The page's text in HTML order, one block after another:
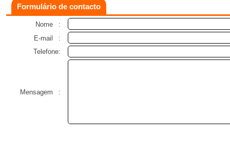
Formulário de contacto
Nome
:
E-mail
:
Telefone:
Mensagem :